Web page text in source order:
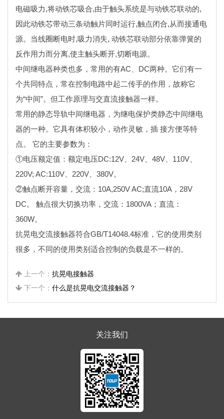
电磁吸力,将动铁芯吸合,由于触头系统是与动铁芯联动的,
因此动铁芯带动三条动触片同时运行,触点闭合,从而接通电
源。当线圈断电时,吸力消失, 动铁芯联动部分依靠弹簧的
反作用力而分离,使主触头断开,切断电源。
中间继电器种类也多，常用的有AC、DC两种。它们有一
个共同特点，常在控制电路中起二传手的作用，故称它
为“中间”。但工作原理与交直流接触器一样。
常用的静态导轨中间继电器，为继电保护类静态中间继电
器的一种。它具有体积较小，动作灵敏，插 接方便等特
点。 它的主要参数为：
①电压额定值：额定电压DC:12V、24V、48V、110V、
220V; AC:110V、220V、380V。
②触点断开容量，交流：10A,250V AC;直流10A，28V
DC。 触点很大切换功率，交流：1800VA；直流：
360W。
抗晃电交流接触器符合GB/T14048.4标准，它的使用类别
很多，不同的使用类别适合控制的负载是不一样的。
上一个： 抗晃电接触器
下一个： 什么是抗晃电交流接触器？
关注我们​